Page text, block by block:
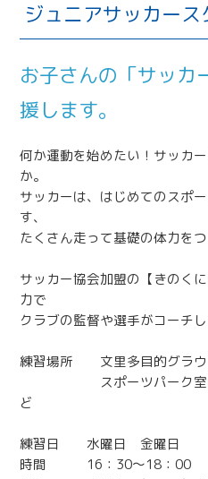
ジュニアサッカース
お子さんの「サッカ
援します。
何か運動を始めたい！サッカ
か。
サッカーは、はじめてのスポ
す、
たくさん走って基礎の体力を
サッカー協会加盟の【きのく
力で
クラブの監督や選手がコーチし
練習場所 文里多目的グラウ
スポーツパーク室内
ど
練習日 水曜日 金曜日
時間 16：30～18：00